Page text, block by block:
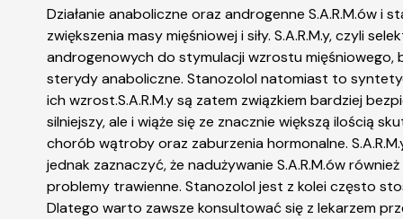
Działanie anaboliczne oraz androgenne S.A.R.M.ów
zwiększenia masy mięśniowej i siły. S.A.R.M.y, czyli
androgenowych do stymulacji wzrostu mięśniowego,
sterydy anaboliczne. Stanozolol natomiast to
ich wzrost.S.A.R.M.y są zatem związkiem bardziej
silniejszy, ale i wiąże się ze znacznie większą ilością
chorób wątroby oraz zaburzenia hormonalne.
jednak zaznaczyć, że nadużywanie S.A.R.M.ów
problemy trawienne. Stanozolol jest z kolei często
Dlatego warto zawsze konsultować się z lekarzem